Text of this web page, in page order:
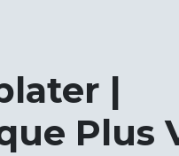
|
Plus